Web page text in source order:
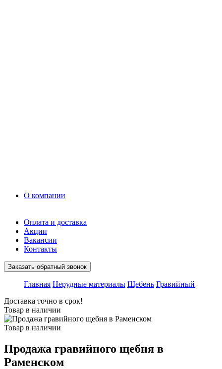
О компании
Оплата и доставка
Акции
Вакансии
Контакты
Заказать обратный звонок
Главная Нерудные материалы Щебень Гравийный
Доставка точно в срок!
Товар в наличии
Товар в наличии
Продажа гравийного щебня в
Раменском